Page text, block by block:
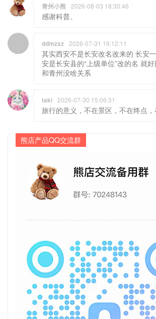
青州小熊 2026-08-03 18:30:46
感谢科普。
ddmzxz 2026-07-31 16:12:11
其实西安不是长安改名改来的 长安
安是长安县的“上级单位”改的名 就
和青州没啥关系
taki 2026-07-30 15:06:31
旅行的意义，不在景区，不在终点
熊店产品QQ交流群